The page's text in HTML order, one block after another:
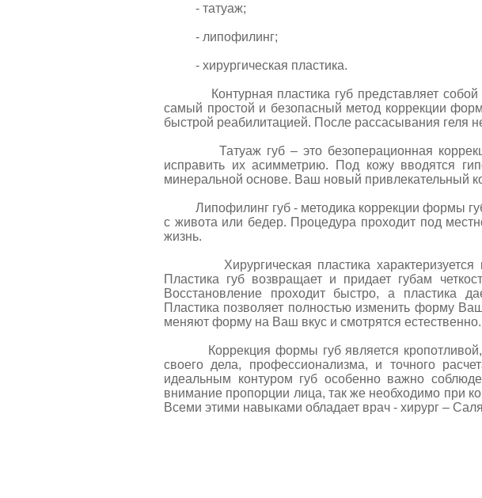
- татуаж;
- липофилинг;
- хирургическая пластика.
Контурная пластика губ представляет собой
самый простой и безопасный метод коррекции
быстрой реабилитацией. После рассасывания геля
Татуаж губ – это безоперационная
исправить их асимметрию. Под кожу вводятся
минеральной основе. Ваш новый привлекательный
Липофилинг губ - методика коррекции формы губ
с живота или бедер. Процедура проходит под
жизнь.
Хирургическая пластика характеризуется
Пластика губ возвращает и придает губам
Восстановление проходит быстро, а пластика
Пластика позволяет полностью изменить форму
меняют форму на Ваш вкус и смотрятся естественно.
Коррекция формы губ является кропотливой,
своего дела, профессионализма, и точного
идеальным контуром губ особенно важно
внимание пропорции лица, так же необходимо при
Всеми этими навыками обладает врач - хирург –